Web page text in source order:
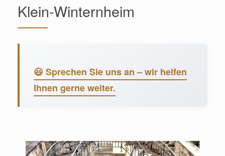
Klein-Winternheim
😃 Sprechen Sie uns an – wir helfen
Ihnen gerne weiter.